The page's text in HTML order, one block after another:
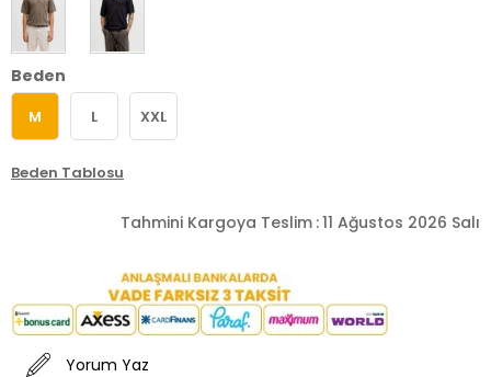
Beden
M L XXL
Beden Tablosu
Tahmini Kargoya Teslim :11 Ağustos 2026 Salı
Yorum Yaz